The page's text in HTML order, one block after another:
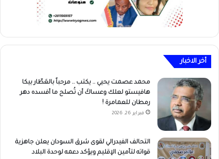
أخر الاخبار
محمد عصمت يحيي .. يكتب .. مرحباً بالعَطّار بيكا
هافيستو لعلك وعساكَ أن تُصلح ما أفسده دهر
رمطان للعمامرة !
فبراير 26, 2026
التحالف الفيدرالي لقوى شرق السودان يعلن جاهزية
قواته لتأمين الإقليم ويؤكد دعمه لوحدة البلاد